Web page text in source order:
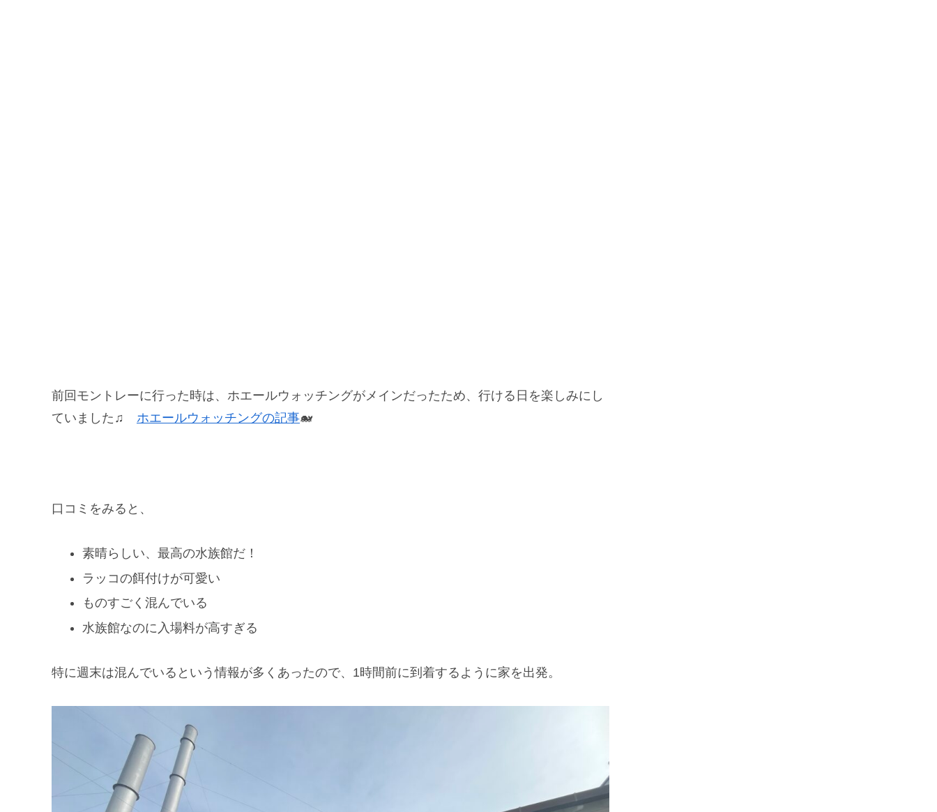
前回モントレーに行った時は、ホエールウォッチングがメインだったため、行ける日を楽しみにし
ていました♫ ホエールウォッチングの記事🐋
口コミをみると、
素晴らしい、最高の水族館だ！
ラッコの餌付けが可愛い
ものすごく混んでいる
水族館なのに入場料が高すぎる
特に週末は混んでいるという情報が多くあったので、1時間前に到着するように家を出発。